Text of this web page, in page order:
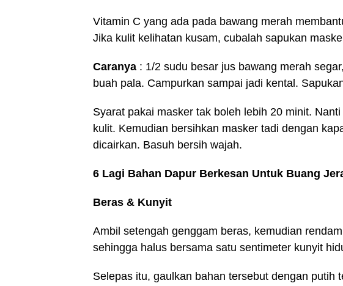
Vitamin C yang ada pada bawang merah
Jika kulit kelihatan kusam, cubalah sapukan
Caranya : 1/2 sudu besar jus bawang merah
buah pala. Campurkan sampai jadi kental.
Syarat pakai masker tak boleh lebih 20 minit.
kulit. Kemudian bersihkan masker tadi dengan
dicairkan. Basuh bersih wajah.
6 Lagi Bahan Dapur Berkesan Untuk Buang
Beras & Kunyit
Ambil setengah genggam beras, kemudian
sehingga halus bersama satu sentimeter kunyit
Selepas itu, gaulkan bahan tersebut dengan putih